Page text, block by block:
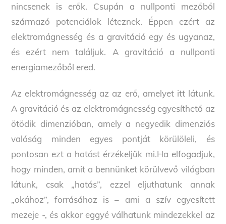
nincsenek is erők. Csupán a nullponti mezőből
származó potenciálok léteznek. Éppen ezért az
elektromágnesség és a gravitáció egy és ugyanaz,
és ezért nem találjuk. A gravitáció a nullponti
energiamezőből ered.
Az elektromágnesség az az erő, amelyet itt látunk.
A gravitáció és az elektromágnesség egyesíthető az
ötödik dimenzióban, amely a negyedik dimenziós
valóság minden egyes pontját körülöleli, és
pontosan ezt a hatást érzékeljük mi.Ha elfogadjuk,
hogy minden, amit a bennünket körülvevő világban
látunk, csak „hatás”, ezzel eljuthatunk annak
„okához”, forrásához is – ami a szív egyesített
mezeje -, és akkor eggyé válhatunk mindezekkel az